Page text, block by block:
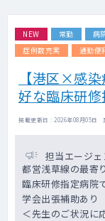
NEW 常勤 病
症例数充実
通勤便
【港区×感
好な臨床研修
掲載更新日 : 2026年08月05日
担当エージェ
都営浅草線の最寄
臨床研修指定病院
学会出張補助あり
＜先生のご状況に